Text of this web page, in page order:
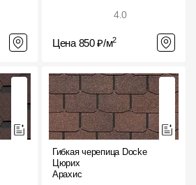
4.0
Цена 850 ₽/м2
Гибкая черепица Docke
Цюрих
Арахис